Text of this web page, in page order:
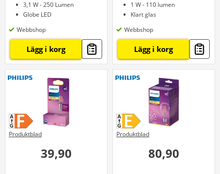
3,1 W - 250 Lumen
Globe LED
Webbshop
Lägg i korg
1 W - 110 lumen
Klart glas
Webbshop
Lägg i korg
39,90
Produktblad
80,90
Produktblad